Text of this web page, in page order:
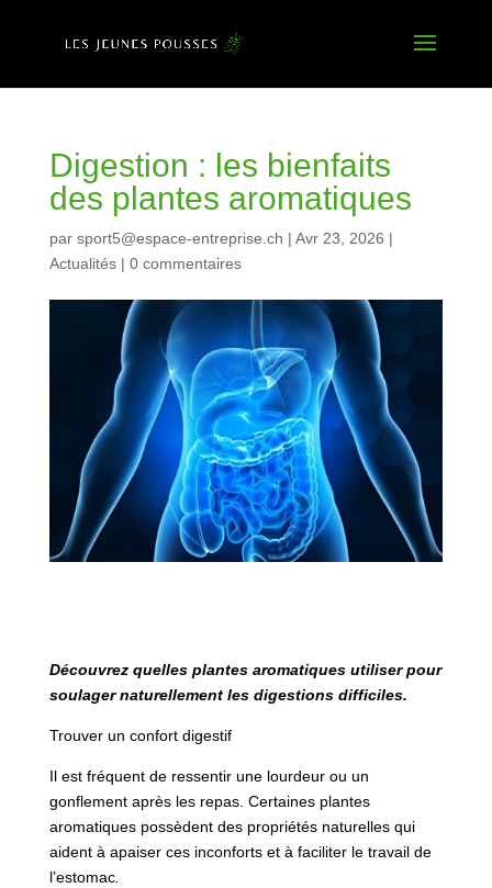
Digestion : les bienfaits
des plantes aromatiques
par sport5@espace-entreprise.ch | Avr 23, 2026 |
Actualités| 0 commentaires
Découvrez quelles plantes aromatiques utiliser pour
soulager naturellement les digestions difficiles.
Trouver un confort digestif
Il est fréquent de ressentir une lourdeur ou un
gonflement après les repas. Certaines plantes
aromatiques possèdent des propriétés naturelles qui
aident à apaiser ces inconforts et à faciliter le travail de
l’estomac.